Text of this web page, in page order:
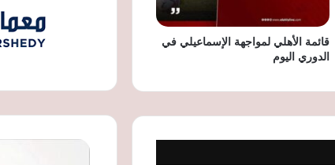
قائمة الأهلي لمواجهة الإسماعيلي في
الدوري اليوم